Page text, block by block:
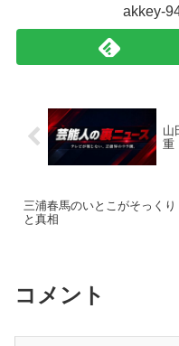
akkey-
山
重
三浦春馬のいとこがそっく
と真相
コメント